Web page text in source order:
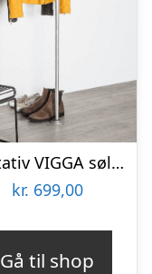
Tøjstativ VIGGA sølv – bestil på specialmål
kr. 699,00
Gå til shop